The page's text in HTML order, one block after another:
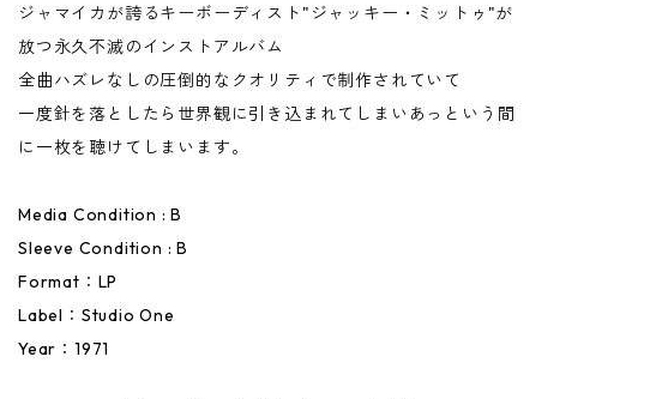
ジャマイカが誇るキーボーディスト"ジャッキー・ミットゥ"が
放つ永久不滅のインストアルバム
全曲ハズレなしの圧倒的なクオリティで制作されていて
一度針を落としたら世界観に引き込まれてしまいあっという間
に一枚を聴けてしまいます。
Media Condition : B
Sleeve Condition : B
Format：LP
Label：Studio One
Year：1971